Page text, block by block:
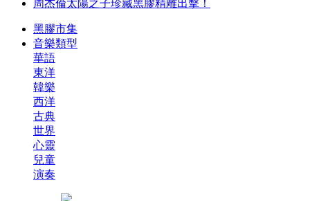
周杰倫太陽之子珍藏黑膠精雕出擊！
黑膠市集
音樂類型
華語
東洋
韓樂
西洋
古典
世界
心靈
兒童
演奏